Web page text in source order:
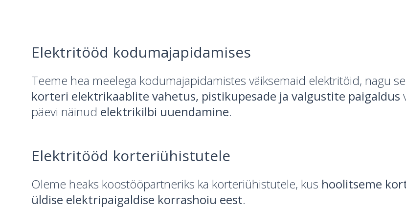
Elektritööd kodumajapidamises
Teeme hea meelega kodumajapidamistes väiksemaid elektritöid, nagu
korteri elektrikaablite vahetus, pistikupesade ja valgustite paigaldus
päevi näinud elektrikilbi uuendamine.
Elektritööd korteriühistutele
Oleme heaks koostööpartneriks ka korteriühistutele, kus hoolitseme
üldise elektripaigaldise korrashoiu eest.